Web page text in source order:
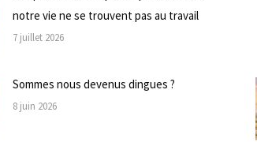
notre vie ne se trouvent pas au travail
7 juillet 2026
Sommes nous devenus dingues ?
8 juin 2026